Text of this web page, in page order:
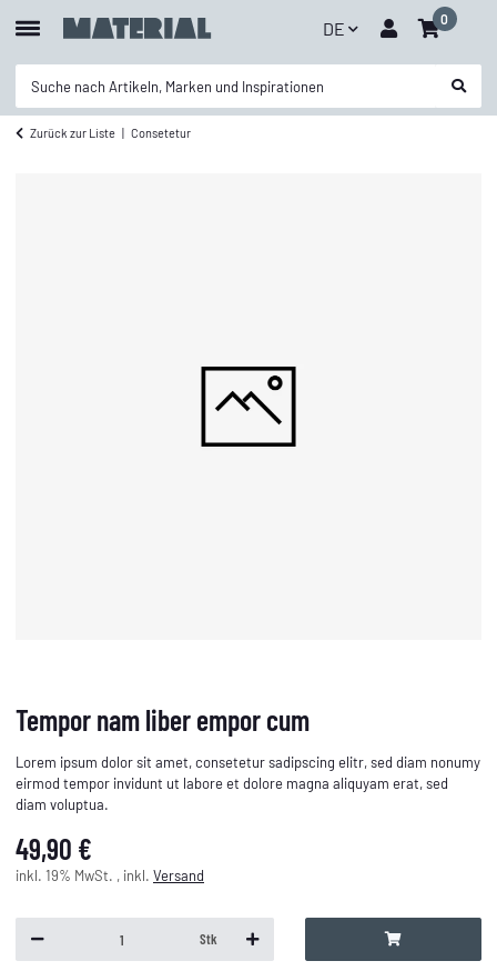
DE 0
Zurück zur Liste Consetetur
Tempor nam liber empor cum
Lorem ipsum dolor sit amet, consetetur sadipscing elitr, sed diam nonumy
eirmod tempor invidunt ut labore et dolore magna aliquyam erat, sed
diam voluptua.
49,90 €
inkl. 19% MwSt. , inkl. Versand
Stk